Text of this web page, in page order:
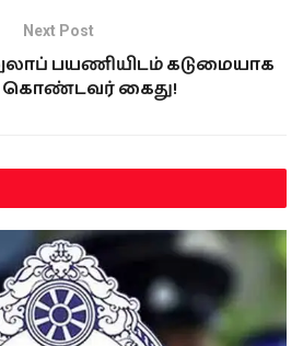
Next Post
பயணியிடம் கடுமையாக
கொண்டவர் கைது!